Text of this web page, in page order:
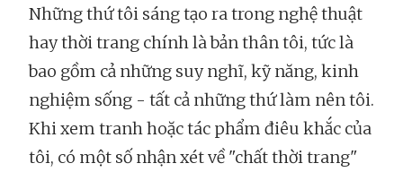
Những thứ tôi sáng tạo ra trong nghệ thuật
hay thời trang chính là bản thân tôi, tức là
bao gồm cả những suy nghĩ, kỹ năng, kinh
nghiệm sống - tất cả những thứ làm nên tôi.
Khi xem tranh hoặc tác phẩm điêu khắc của
tôi, có một số nhận xét về "chất thời trang"